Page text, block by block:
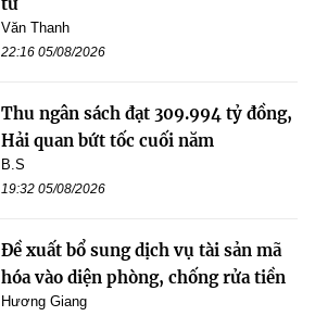
Văn Thanh
22:16 05/08/2026
Thu ngân sách đạt 309.994 tỷ đồng,
Hải quan bứt tốc cuối năm
B.S
19:32 05/08/2026
Đề xuất bổ sung dịch vụ tài sản mã
hóa vào diện phòng, chống rửa tiền
Hương Giang